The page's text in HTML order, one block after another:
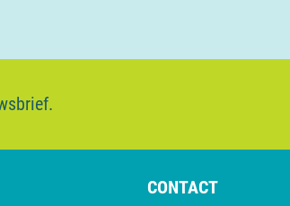
CONTACT